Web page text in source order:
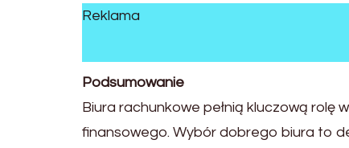
Reklama
Podsumowanie
Biura rachunkowe pełnią kluczową rolę
finansowego. Wybór dobrego biura to